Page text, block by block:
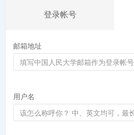
登录帐号
邮箱地址
用户名